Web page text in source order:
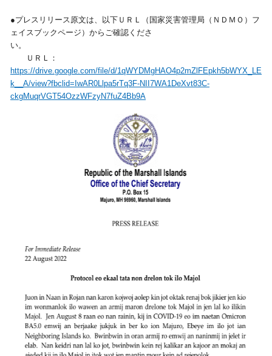
●プレスリリース原文は、以下ＵＲＬ（国家災害管理局（ＮＤＭＯ）フ
ェイスブックページ）からご確認くださ
い。
ＵＲＬ：
https://drive.google.com/file/d/1qWYDMgHAO4p2mZlFEpkh5bWYX_LE
k__A/view?fbclid=IwAR0Llpa5rTq3F-NII7WA1DeXvt83C-
ckgMuqrVGT54OzzWFzyN7fuZ4Bb9A